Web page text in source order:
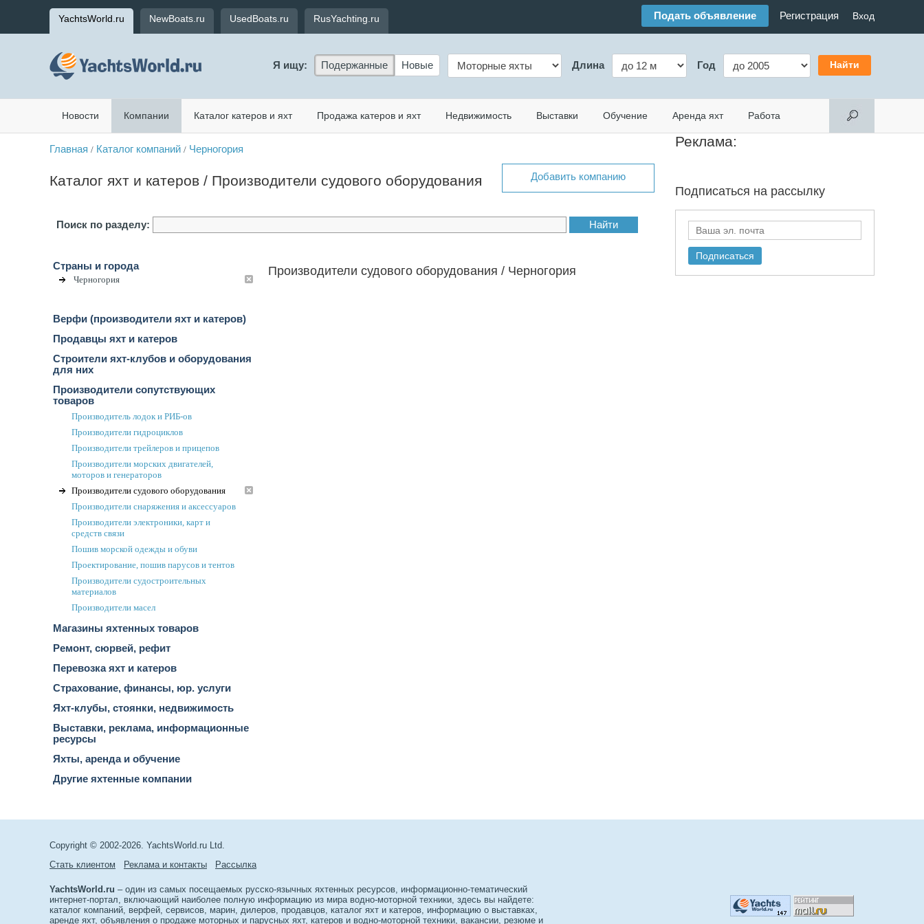
YachtsWorld.ru NewBoats.ru UsedBoats.ru RusYachting.ru Подать объявление Регистрация Вход
Я ищу: Подержанные Новые Длина Год
Новости Компании Каталог катеров и яхт Продажа катеров и яхт Недвижимость Выставки Обучение Аренда яхт Работа
Главная / Каталог компаний / Черногория
Каталог яхт и катеров / Производители судового оборудования Добавить компанию
Поиск по разделу:
Страны и города
Черногория
Верфи (производители яхт и катеров)
Продавцы яхт и катеров
Строители яхт-клубов и оборудования
для них
Производители сопутствующих
товаров
Производитель лодок и РИБ-ов
Производители гидроциклов
Производители трейлеров и прицепов
Производители морских двигателей,
моторов и генераторов
Производители судового оборудования
Производители снаряжения и аксессуаров
Производители электроники, карт и
средств связи
Пошив морской одежды и обуви
Проектирование, пошив парусов и тентов
Производители судостроительных
материалов
Производители масел
Магазины яхтенных товаров
Ремонт, сюрвей, рефит
Перевозка яхт и катеров
Страхование, финансы, юр. услуги
Яхт-клубы, стоянки, недвижимость
Выставки, реклама, информационные
ресурсы
Яхты, аренда и обучение
Другие яхтенные компании
Производители судового оборудования / Черногория
Реклама:
Подписаться на рассылку
Copyright © 2002-2026. YachtsWorld.ru Ltd.
Стать клиентом
Реклама и контакты Рассылка
YachtsWorld.ru – один из самых посещаемых русско-язычных яхтенных ресурсов, информационно-тематический
интернет-портал, включающий наиболее полную информацию из мира водно-моторной техники, здесь вы найдете:
каталог компаний, верфей, сервисов, марин, дилеров, продавцов, каталог яхт и катеров, информацию о выставках,
аренде яхт, объявления о продаже моторных и парусных яхт, катеров и водно-моторной техники, вакансии, резюме и